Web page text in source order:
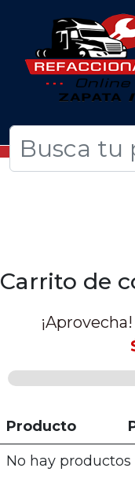
Carrito de
Producto
No hay productos